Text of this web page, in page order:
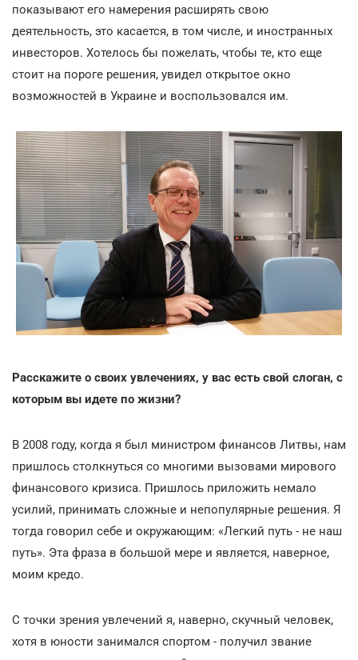
показывают его намерения расширять свою
деятельность, это касается, в том числе, и иностранных
инвесторов. Хотелось бы пожелать, чтобы те, кто еще
стоит на пороге решения, увидел открытое окно
возможностей в Украине и воспользовался им.
Расскажите о своих увлечениях, у вас есть свой слоган, с
которым вы идете по жизни?
В 2008 году, когда я был министром финансов Литвы, нам
пришлось столкнуться со многими вызовами мирового
финансового кризиса. Пришлось приложить немало
усилий, принимать сложные и непопулярные решения. Я
тогда говорил себе и окружающим: «Легкий путь - не наш
путь». Эта фраза в большой мере и является, наверное,
моим кредо.
С точки зрения увлечений я, наверно, скучный человек,
хотя в юности занимался спортом - получил звание